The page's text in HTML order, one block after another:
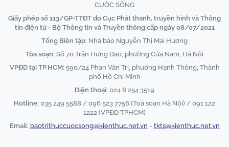
CUỘC SỐNG
Giấy phép số 113/GP-TTĐT do Cục Phát thanh, truyền hình và Thông
tin điện tử - Bộ Thông tin và Truyền thông cấp ngày 08/07/2021
Tổng Biên tập: Nhà báo Nguyễn Thị Mai Hương
Tòa soạn: Số 70 Trần Hưng Đạo, phường Cửa Nam, Hà Nội
VPĐD tại TP.HCM: 590/24 Phan Văn Trị, phường Hạnh Thông, Thành
phố Hồ Chí Minh
Điện thoại: 024 6 254 3519
Hotline: 035 249 5588 / 096 523 7756 (Toà soạn Hà Nội) / 091 122
1222 (VPĐD TPHCM)
Email: baotrithuccuocsong@kienthuc.net.vn - tkts@kienthuc.net.vn